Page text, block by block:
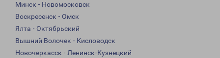
Минск - Новомосковск
Воскресенск - Омск
Ялта - Октябрьский
Вышний Волочек - Кисловодск
Новочеркасск - Ленинск-Кузнецкий